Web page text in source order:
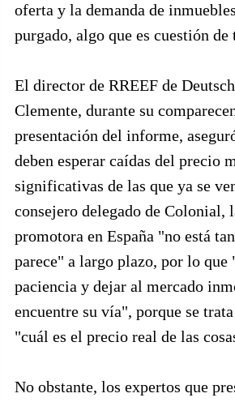
oferta y la demanda de
purgado, algo que es cuestión de
El director de RREEF de
Clemente, durante su
presentación del informe,
deben esperar caídas del precio
significativas de las que ya se
consejero delegado de Colonial,
promotora en España "no está
parece" a largo plazo, por lo que
paciencia y dejar al mercado
encuentre su vía", porque se
"cuál es el precio real de las
No obstante, los expertos que